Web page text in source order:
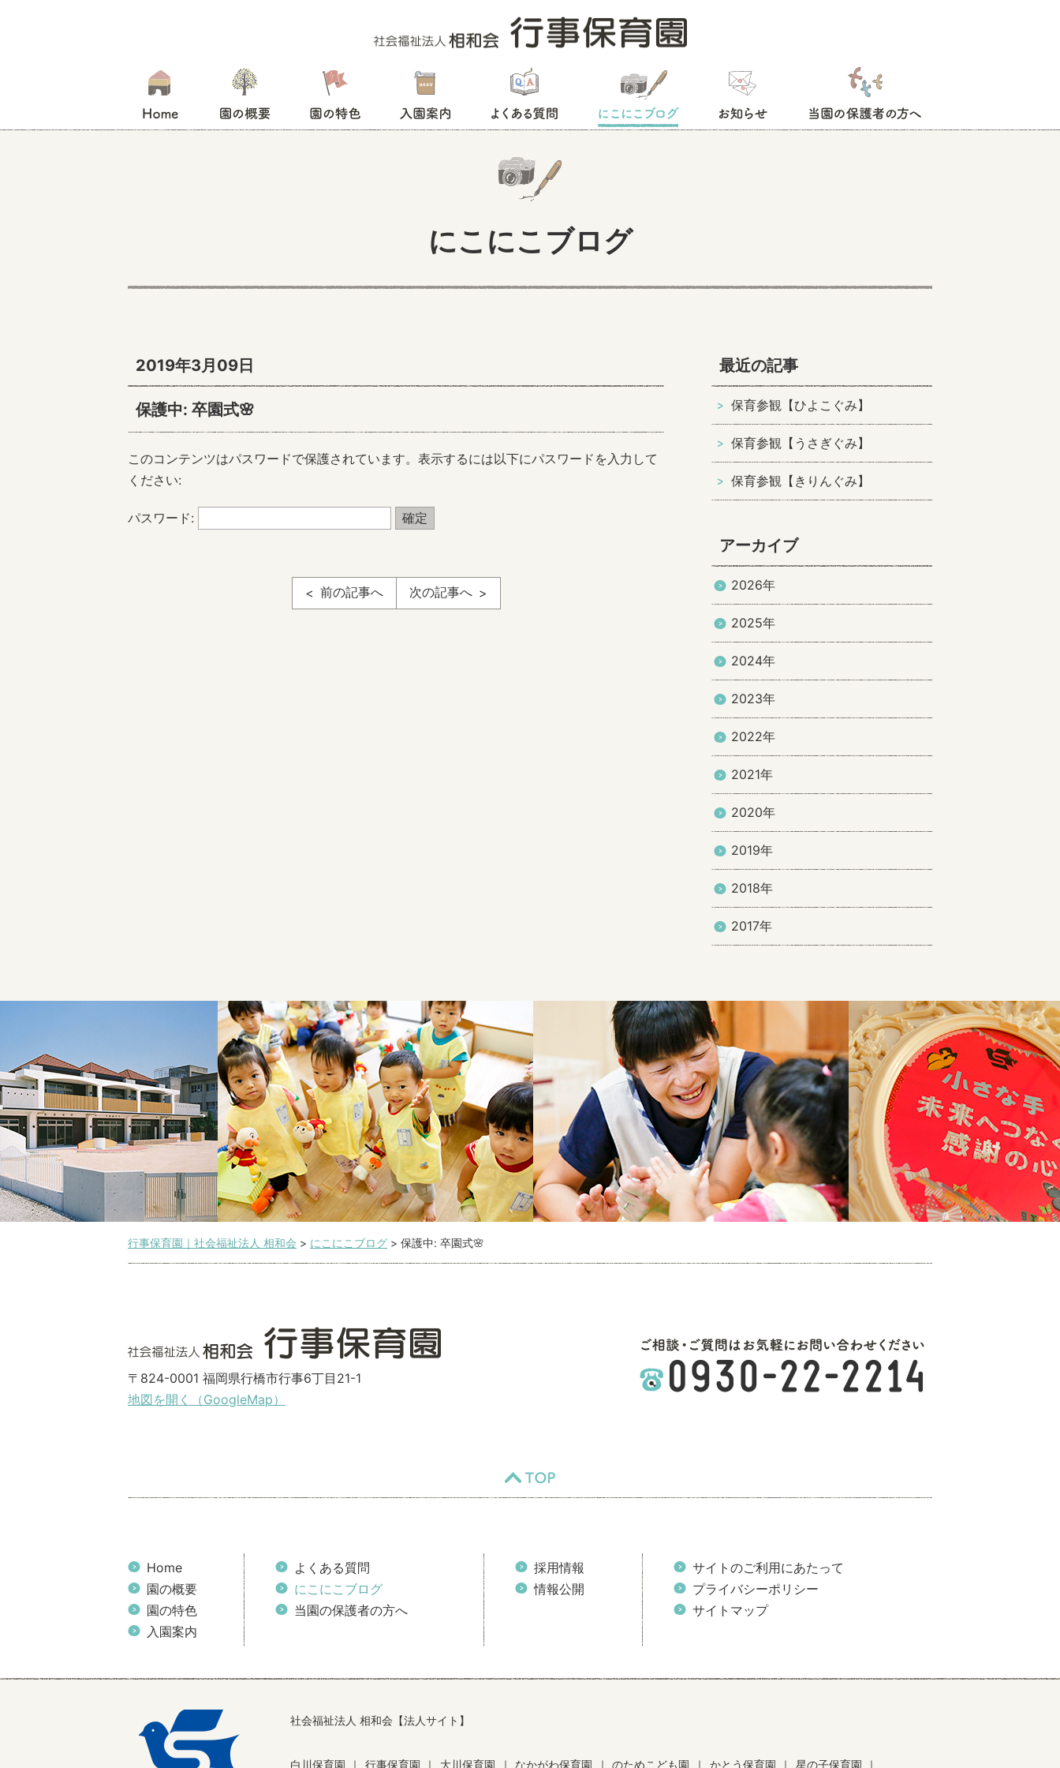
にこにこブログ
2019年3月09日
保護中: 卒園式🌸
このコンテンツはパスワードで保護されています。表示するには以下にパスワードを入力して
ください:
パスワード:
前の記事へ 次の記事へ
最近の記事
保育参観【ひよこぐみ】
保育参観【うさぎぐみ】
保育参観【きりんぐみ】
アーカイブ
2026年
2025年
2024年
2023年
2022年
2021年
2020年
2019年
2018年
2017年
行事保育園｜社会福祉法人 相和会 > にこにこブログ > 保護中: 卒園式🌸
〒824-0001 福岡県行橋市行事6丁目21-1
地図を開く（GoogleMap）
Home
園の概要
園の特色
入園案内
よくある質問
にこにこブログ
当園の保護者の方へ
採用情報
情報公開
サイトのご利用にあたって
プライバシーポリシー
サイトマップ
社会福祉法人 相和会【法人サイト】
白川保育園 ｜ 行事保育園 ｜ 大川保育園 ｜ なかがわ保育園 ｜ のためこども園 ｜ かとう保育園 ｜ 星の子保育園 ｜